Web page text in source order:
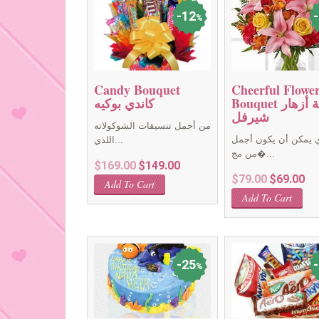
12%
Candy Bouquet
كاندي بوكيه
من أجمل تنسيقات الشوكولاته
اللذي...
$169.00 Original
was:
$149.00Current
Add To Cart
Cheerful
Bouquet باقة أزهار
شيرفل
يمكن أن يكون أجمل
من مج�...
$79.00 Original
was:
$69.00
Add To Cart
25%